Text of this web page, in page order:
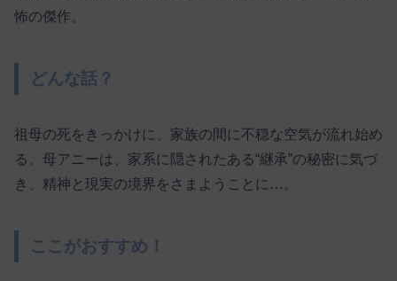
怖の傑作。
どんな話？
祖母の死をきっかけに、家族の間に不穏な空気が流れ始め
る。母アニーは、家系に隠されたある“継承”の秘密に気づ
き、精神と現実の境界をさまようことに…。
ここがおすすめ！